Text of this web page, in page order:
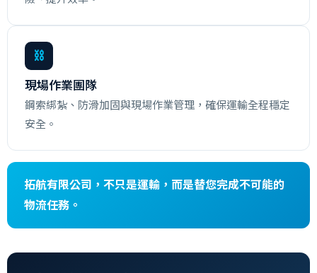
⛓
現場作業團隊
鋼索綁紮、防滑加固與現場作業管理，確保運輸全程穩定
安全。
拓航有限公司，不只是運輸，而是替您完成不可能的
物流任務。